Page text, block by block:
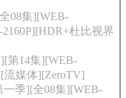
08集][WEB-
杜比视界
第14集][WEB-
流媒体][ZeroTV]
季][全08集][WEB-